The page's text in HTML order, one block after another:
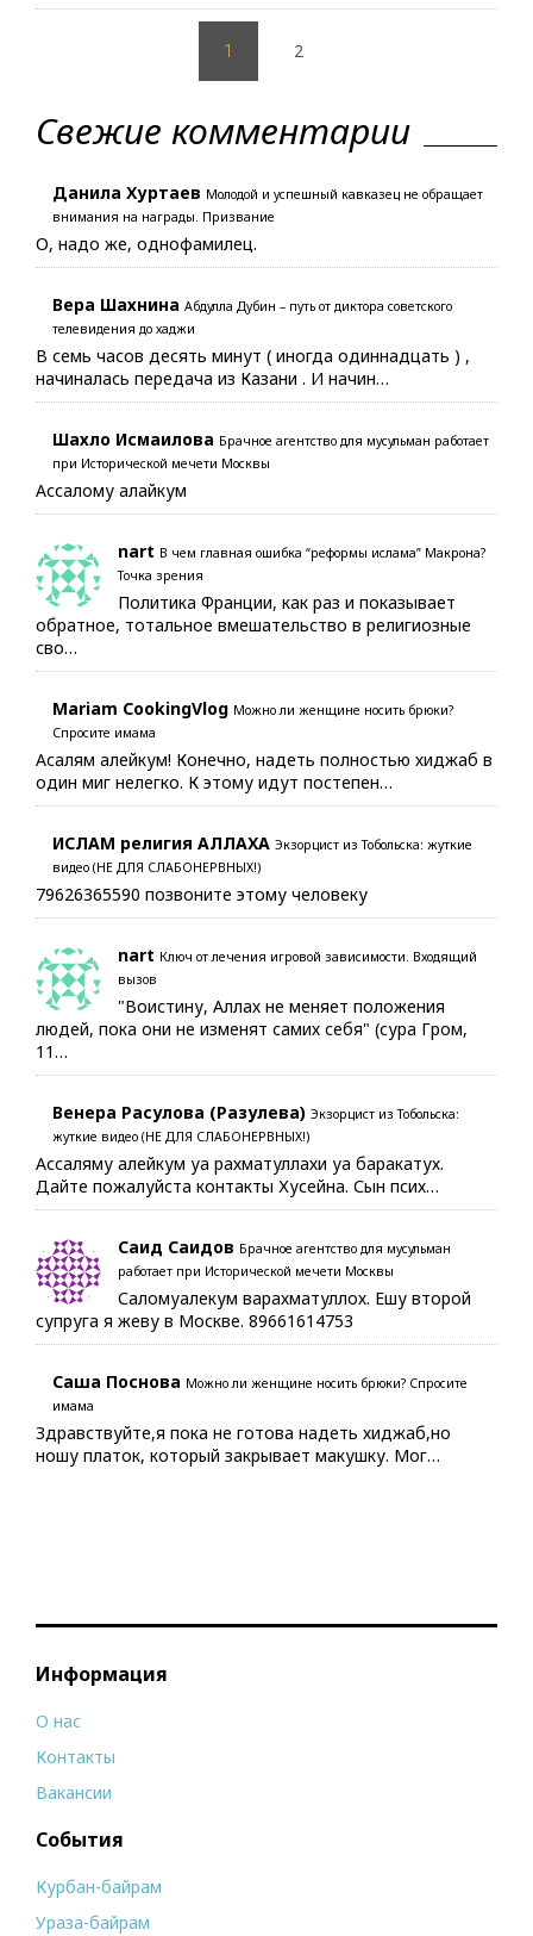
1 2
Свежие комментарии
Данила Хуртаев Молодой и успешный кавказец не обращает
внимания на награды. Призвание
О, надо же, однофамилец.
Вера Шахнина Абдулла Дубин – путь от диктора советского
телевидения до хаджи
В семь часов десять минут ( иногда одиннадцать ) ,
начиналась передача из Казани . И начин…
Шахло Исмаилова Брачное агентство для мусульман работает
при Исторической мечети Москвы
Ассалому алайкум
nart В чем главная ошибка “реформы ислама” Макрона?
Точка зрения
Политика Франции, как раз и показывает
обратное, тотальное вмешательство в религиозные
сво…
Mariam CookingVlog Можно ли женщине носить брюки?
Спросите имама
Асалям алейкум! Конечно, надеть полностью хиджаб в
один миг нелегко. К этому идут постепен…
ИСЛАМ религия АЛЛАХА Экзорцист из Тобольска: жуткие
видео (НЕ ДЛЯ СЛАБОНЕРВНЫХ!)
79626365590 позвоните этому человеку
nart Ключ от лечения игровой зависимости. Входящий
вызов
"Воистину, Аллах не меняет положения
людей, пока они не изменят самих себя" (сура Гром,
11…
Венера Расулова (Разулева) Экзорцист из Тобольска:
жуткие видео (НЕ ДЛЯ СЛАБОНЕРВНЫХ!)
Ассаляму алейкум уа рахматуллахи уа баракатух.
Дайте пожалуйста контакты Хусейна. Сын псих…
Саид Саидов Брачное агентство для мусульман
работает при Исторической мечети Москвы
Саломуалекум варахматуллох. Ешу второй
супруга я жеву в Москве. 89661614753
Саша Поснова Можно ли женщине носить брюки? Спросите
имама
Здравствуйте,я пока не готова надеть хиджаб,но
ношу платок, который закрывает макушку. Мог…
Информация
О нас
Контакты
Вакансии
События
Курбан-байрам
Ураза-байрам